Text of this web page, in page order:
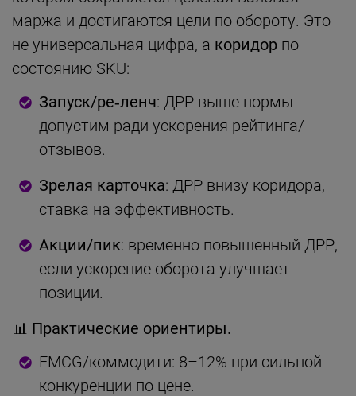
маржа и достигаются цели по обороту. Это
не универсальная цифра, а коридор по
состоянию SKU:
Запуск/ре‑ленч: ДРР выше нормы
допустим ради ускорения рейтинга/
отзывов.
Зрелая карточка: ДРР внизу коридора,
ставка на эффективность.
Акции/пик: временно повышенный ДРР,
если ускорение оборота улучшает
позиции.
📊 Практические ориентиры.
FMCG/коммодити: 8–12% при сильной
конкуренции по цене.